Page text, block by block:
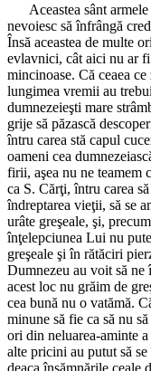
Aceastea sânt
nevoiesc să înfrângă
Însă aceastea de multe
evlavnici, cât aici nu ar fi
mincinoase. Că ceaea
lungimea vremii au
dumnezeieşti mare
grije să păzască
întru carea stă capul
oameni cea
firii, aşea nu ne teamem
ca S. Cărţi, întru carea
îndreptarea vieţii, să se
urâte greşeale, şi,
înţelepciunea Lui nu
greşeale şi în rătăciri
Dumnezeu au voit să ne
acest loc nu grăim de
cea bună nu o vatămă.
minune să fie ca să nu
ori din neluarea-aminte
alte pricini au putut să se
deaca însămnările ceale